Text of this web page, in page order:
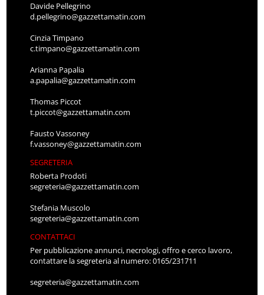
Davide Pellegrino
d.pellegrino@gazzettamatin.com
Cinzia Timpano
c.timpano@gazzettamatin.com
Arianna Papalia
a.papalia@gazzettamatin.com
Thomas Piccot
t.piccot@gazzettamatin.com
Fausto Vassoney
f.vassoney@gazzettamatin.com
SEGRETERIA
Roberta Prodoti
segreteria@gazzettamatin.com
Stefania Muscolo
segreteria@gazzettamatin.com
CONTATTACI
Per pubblicazione annunci, necrologi, offro e cerco lavoro,
contattare la segreteria al numero: 0165/231711
segreteria@gazzettamatin.com